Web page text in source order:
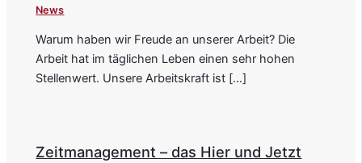
News
Warum haben wir Freude an unserer Arbeit? Die
Arbeit hat im täglichen Leben einen sehr hohen
Stellenwert. Unsere Arbeitskraft ist […]
Zeitmanagement – das Hier und Jetzt